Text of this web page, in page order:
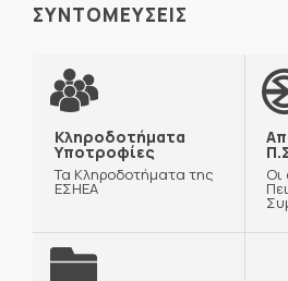
ΣΥΝΤΟΜΕΥΣΕΙΣ
Κληροδοτήματα
Υποτροφίες
Τα Κληροδοτήματα της
ΕΣΗΕΑ
Οι